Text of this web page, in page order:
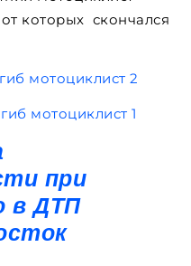
которых скончался
при
в ДТП